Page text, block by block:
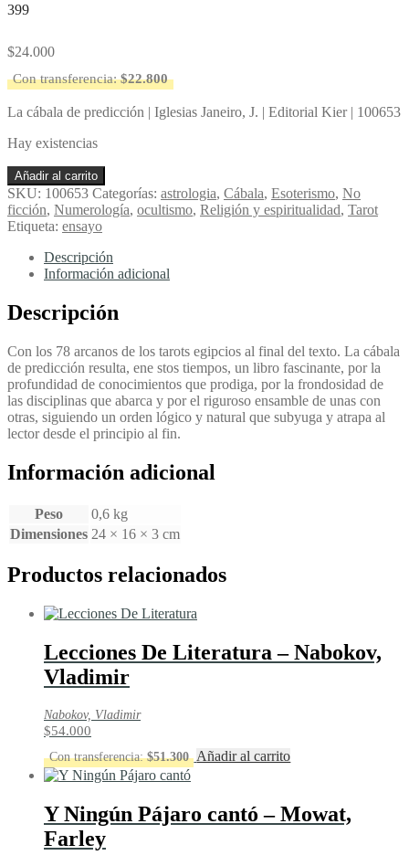
399
$24.000
Con transferencia:$22.800
La cábala de predicción | Iglesias Janeiro, J. | Editorial Kier | 100653
Hay existencias
La
cábala
de
predicción
Iglesias
Janeiro,
cantidad
Añadir al carrito
SKU: 100653 Categorías: astrologia, Cábala, Esoterismo, No
ficción, Numerología, ocultismo, Religión y espiritualidad, Tarot
Etiqueta: ensayo
Descripción
Información adicional
Descripción
Con los 78 arcanos de los tarots egipcios al final del texto. La cábala
de predicción resulta, ene stos tiempos, un libro fascinante, por la
profundidad de conocimientos que prodiga, por la frondosidad de
las disciplinas que abarca y por el riguroso ensamble de unas con
otras, siguiendo un orden lógico y natural que subyuga y atrapa al
lector desde el principio al fin.
Información adicional
Peso
0,6 kg
Dimensiones 24 × 16 × 3 cm
Productos relacionados
Lecciones De Literatura – Nabokov,
Vladimir
Nabokov, Vladimir
$54.000
Con transferencia:$51.300 Añadir al carrito
Y Ningún Pájaro cantó – Mowat,
Farley